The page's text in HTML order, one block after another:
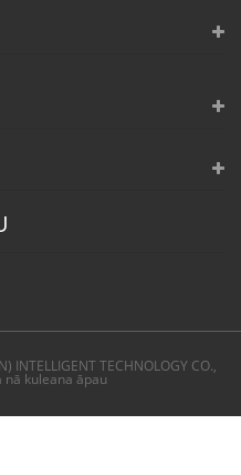
INTELLIGENT TECHNOLOGY CO.,
nā kuleana āpau